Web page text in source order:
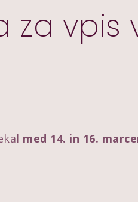
vpis
med 14. in 16.